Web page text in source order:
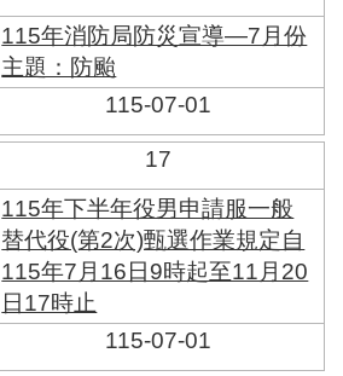
115年消防局防災宣導—7月份
主題：防颱
115-07-01
17
115年下半年役男申請服一般
替代役(第2次)甄選作業規定自
115年7月16日9時起至11月20
日17時止
115-07-01